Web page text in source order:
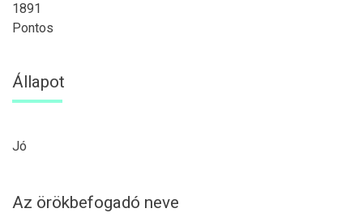
1891
Pontos
Állapot
Jó
Az örökbefogadó neve